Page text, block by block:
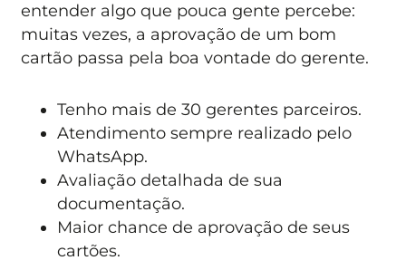
entender algo que pouca gente percebe:
muitas vezes, a aprovação de um bom
cartão passa pela boa vontade do gerente.
Tenho mais de 30 gerentes parceiros.
Atendimento sempre realizado pelo
WhatsApp.
Avaliação detalhada de sua
documentação.
Maior chance de aprovação de seus
cartões.